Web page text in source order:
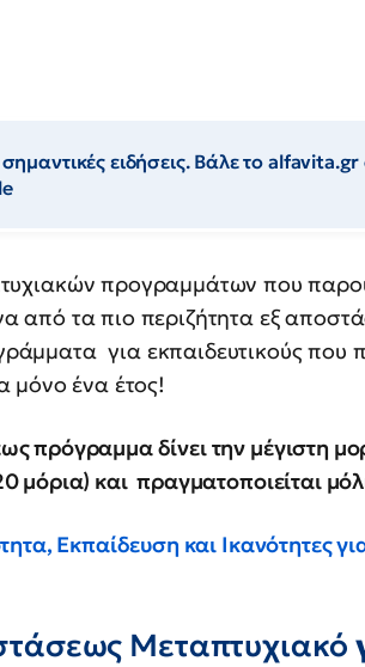
ειδήσεις. Βάλε το
προγραμμάτων που
από τα πιο περιζήτητα εξ
για εκπαιδευτικούς που
μόνο ένα έτος!
πρόγραμμα δίνει την μέγιστη
μόρια) και πραγματοποιείται
Εκπαίδευση και Ικανότητες
Μεταπτυχιακό